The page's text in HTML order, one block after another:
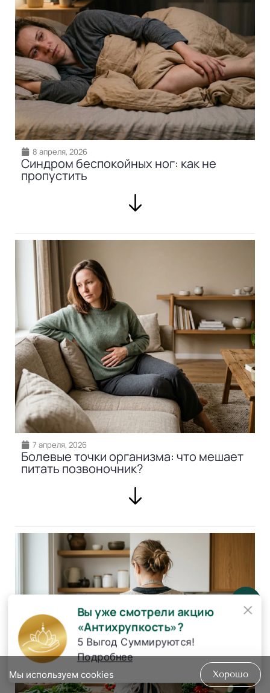
8 апреля, 2026
Синдром беспокойных ног: как не
пропустить
7 апреля, 2026
Болевые точки организма: что мешает
питать позвоночник?
Мы используем cookies Хорошо
×
Вы уже смотрели акцию
«Антихрупкость»?
5 Выгод Суммируются!
Подробнее